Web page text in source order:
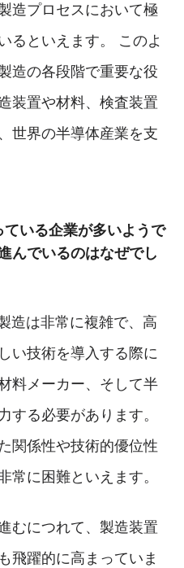
造プロセスにおいて極
るといえます。 このよ
造の各段階で重要な役
装置や材料、検査装置
世界の半導体産業を支
いる企業が多いようで
んでいるのはなぜでし
造は非常に複雑で、高
い技術を導入する際に
料メーカー、そして半
する必要があります。
関係性や技術的優位性
常に困難といえます。
むにつれて、製造装置
飛躍的に高まっていま